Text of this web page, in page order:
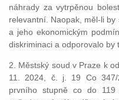
náhrady za vytrpěnou
relevantní. Naopak, měl-li
a jeho ekonomickým
diskriminaci a odporovalo by
2. Městský soud v Praze k
11. 2024, č. j. 19 Co 347/
prvního stupně co do